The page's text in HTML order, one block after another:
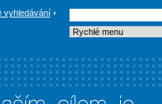
vyhledávání